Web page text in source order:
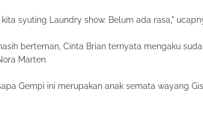
syuting Laundry show. Belum ada rasa,"
berteman, Cinta Brian ternyata mengaku
Marten.
Gempi ini merupakan anak semata wayang